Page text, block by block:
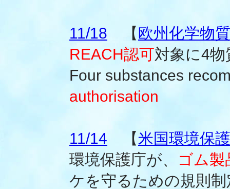
11/18 【欧州化学物
REACH認可対象に4物
Four substances
authorisation
11/14 【米国環境保
環境保護庁が、
ゴム製
ケを守るための規則